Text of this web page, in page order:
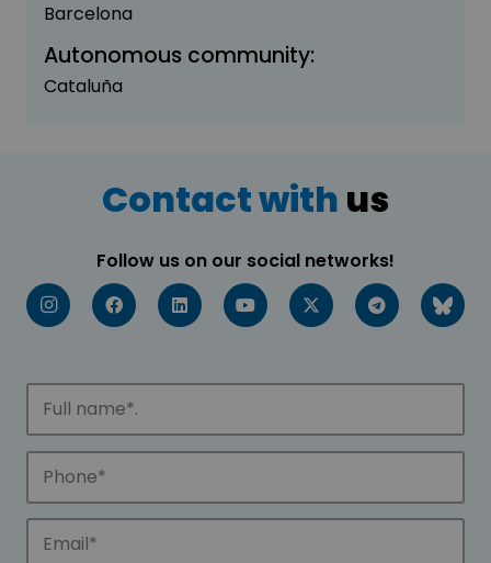
Barcelona
Autonomous community:
Cataluña
Contact with us
Follow us on our social networks!